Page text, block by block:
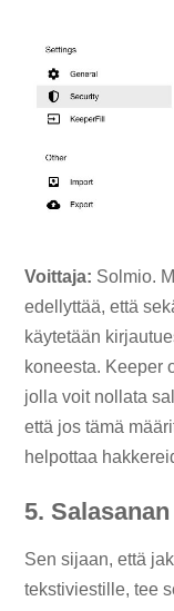
Voittaja: Solmio.
edellyttää, että
käytetään
koneesta. Keeper
jolla voit nollata
että jos tämä
helpottaa
5.
Sen sijaan, että
tekstiviestille, tee